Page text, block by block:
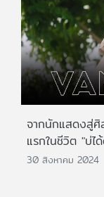
จากนักแสดงสู่
แรกในชีวิต "บ่ไ
30 สิงหาคม 2024